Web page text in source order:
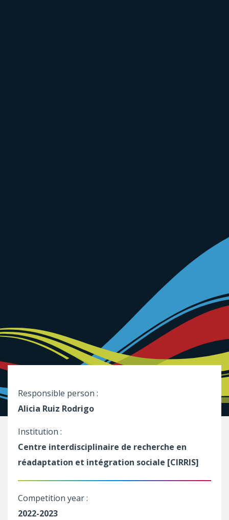
Responsible person :
Alicia Ruiz Rodrigo
Institution :
Centre interdisciplinaire de recherche en
réadaptation et intégration sociale [CIRRIS]
Competition year :
2022-2023